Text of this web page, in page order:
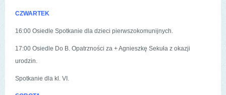
CZWARTEK
16:00 Osiedle Spotkanie dla dzieci pierwszokomunijnych.
17:00 Osiedle Do B. Opatrzności za + Agnieszkę Sekuła z okazji
urodzin.
Spotkanie dla kl. VI.